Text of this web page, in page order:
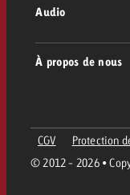
Directives
Digital Out
Contacter
Livraison
Conseil &
Portfolio
Formats
Audio
Digital
À propos de nous
Équipe
© 2012 - 2026 •
CGV Protection